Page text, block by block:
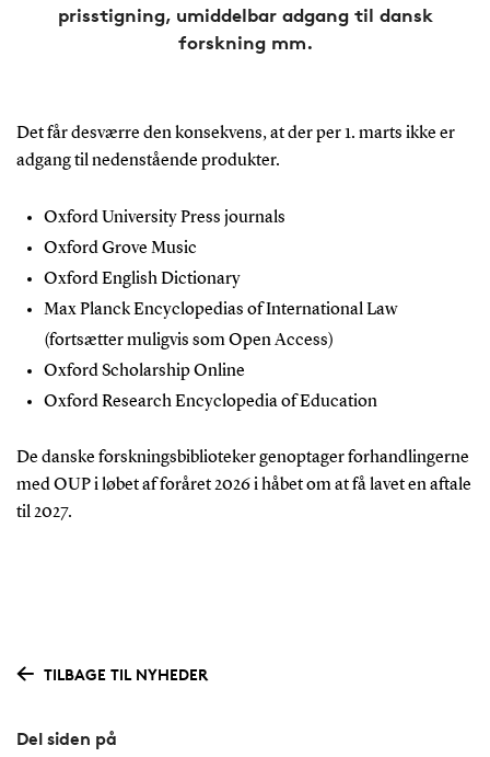
prisstigning, umiddelbar adgang til dansk
forskning mm.
Det får desværre den konsekvens, at der per 1. marts ikke er
adgang til nedenstående produkter.
Oxford University Press journals
Oxford Grove Music
Oxford English Dictionary
Max Planck Encyclopedias of International Law
(fortsætter muligvis som Open Access)
Oxford Scholarship Online
Oxford Research Encyclopedia of Education
De danske forskningsbiblioteker genoptager forhandlingerne
med OUP i løbet af foråret 2026 i håbet om at få lavet en aftale
til 2027.
TILBAGE TIL NYHEDER
Del siden på